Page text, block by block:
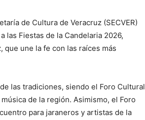
de Cultura de Veracruz (SECVER)
las Fiestas de la Candelaria 2026,
une la fe con las raíces más
las tradiciones, siendo el Foro Cultural
de la región. Asimismo, el Foro
para jaraneros y artistas de la